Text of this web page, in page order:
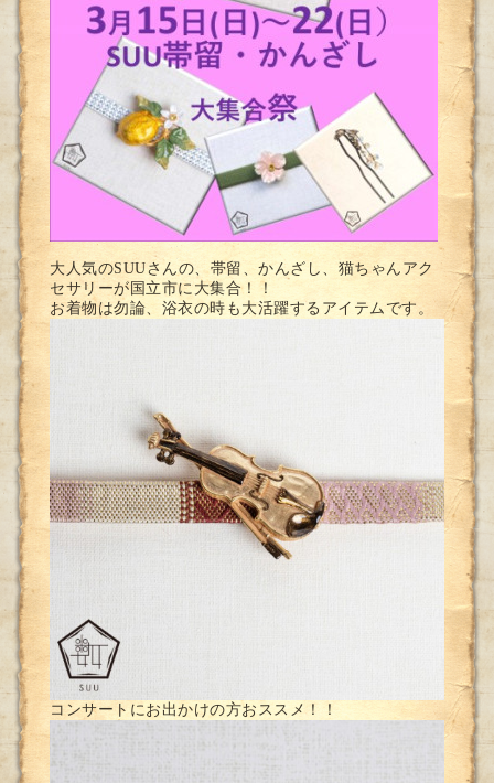
大人気のSUUさんの、帯留、かんざし、猫ちゃんアク
セサリーが国立市に大集合！！
お着物は勿論、浴衣の時も大活躍するアイテムです。
コンサートにお出かけの方おススメ！！